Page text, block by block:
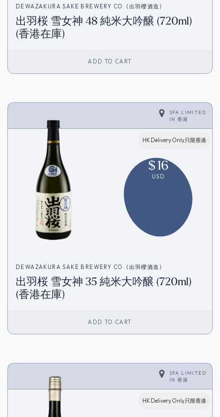
DEWAZAKURA SAKE BREWERY CO. (出羽櫻酒造)
出羽桜 雪女神 48 純米大吟醸 (720ml)
(香港在庫)
ADD TO CART
SFA LIMITED
IN 香港
HK Delivery Only只限香港
$16
USD
DEWAZAKURA SAKE BREWERY CO. (出羽櫻酒造)
出羽桜 雪女神 35 純米大吟醸 (720ml)
(香港在庫)
ADD TO CART
SFA LIMITED
IN 香港
HK Delivery Only只限香港